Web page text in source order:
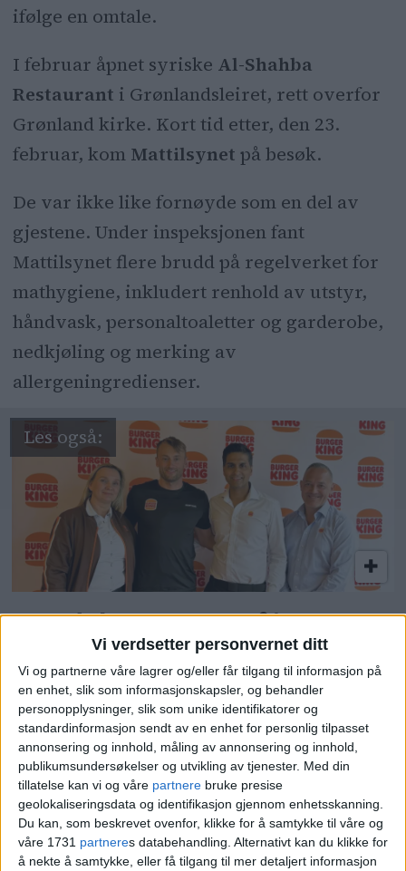
Vi verdsetter personvernet ditt
Vi og partnerne våre lagrer og/eller får tilgang til informasjon på
en enhet, slik som informasjonskapsler, og behandler
personopplysninger, slik som unike identifikatorer og
standardinformasjon sendt av en enhet for personlig tilpasset
annonsering og innhold, måling av annonsering og innhold,
publikumsundersøkelser og utvikling av tjenester. Med din
tillatelse kan vi og våre partnere bruke presise
geolokaliseringsdata og identifikasjon gjennom enhetsskanning.
Du kan, som beskrevet ovenfor, klikke for å samtykke til våre og
våre 1731 partneres databehandling. Alternativt kan du klikke for
å nekte å samtykke, eller få tilgang til mer detaljert informasjon
ifølge en omtale.
I februar åpnet syriske Al-Shahba
Restaurant i Grønlandsleiret, rett overfor
Grønland kirke. Kort tid etter, den 23.
februar, kom Mattilsynet på besøk.
De var ikke like fornøyde som en del av
gjestene. Under inspeksjonen fant
Mattilsynet flere brudd på regelverket for
mathygiene, inkludert renhold av utstyr,
håndvask, personaltoaletter og garderobe,
nedkjøling og merking av
allergeningredienser.
Hegdehaugsveien får en
Burger King
Restauranten fikk i første omgang
strekmunn, men etter at spisestedet ikke
hadde rettet opp den manglende
allergenmerkingen innen 12. mai, ble det
surmunn i stedet.